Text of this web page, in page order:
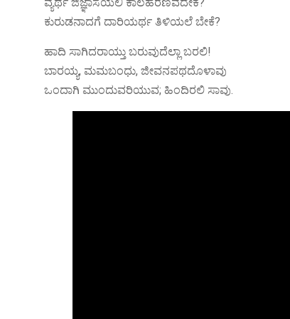
ಕುರುಡನಾದಗೆ ದಾರಿಯರ್ಥ ತಿಳಿಯಲೆ ಬೇಕೆ?
ಹಾದಿ ಸಾಗಿದರಾಯ್ತು ಬರುವುದೆಲ್ಲಾ ಬರಲಿ!
ಬಾರಯ್ಯ, ಮಮಬಂಧು, ಜೀವನಪಥದೊಳಾವು
ಒಂದಾಗಿ ಮುಂದುವರಿಯುವ; ಹಿಂದಿರಲಿ ಸಾವು.